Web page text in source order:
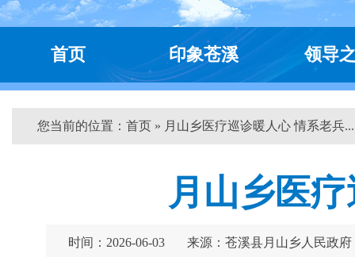
首页 印象苍溪 领导
您当前的位置： 首页 » 月山乡医疗巡诊暖人心 情系老兵
月山乡医
时间：2026-06-03 来源：苍溪县月山乡人民政府